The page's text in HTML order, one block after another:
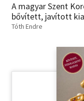
Erotika
Gyermek- és ifjúsági
Hobbi, szabadidő
A magyar Szent
bővített, javított
Tóth Endre